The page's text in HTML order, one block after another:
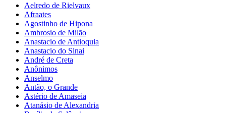
Aelredo de Rielvaux
Afraates
Agostinho de Hipona
Ambrosio de Milão
Anastacio de Antioquia
Anastacio do Sinai
André de Creta
Anônimos
Anselmo
Antão, o Grande
Astério de Amaseia
Atanásio de Alexandria